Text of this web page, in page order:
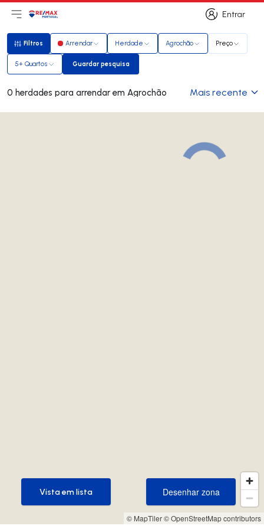
Entrar
Entrar
Abri menu principal
LogoIr para página inicial
Filtros
Filtros Arrendar Herdade Agrochão Preço
5+ Quartos Guardar pesquisa
Guardar pesquisa
0 herdades para arrendar em Agrochão Mais recente
© MapTiler© OpenStreetMap contributors
Desenhar zona
Desenhar zona
Vista em lista
Vista em lista